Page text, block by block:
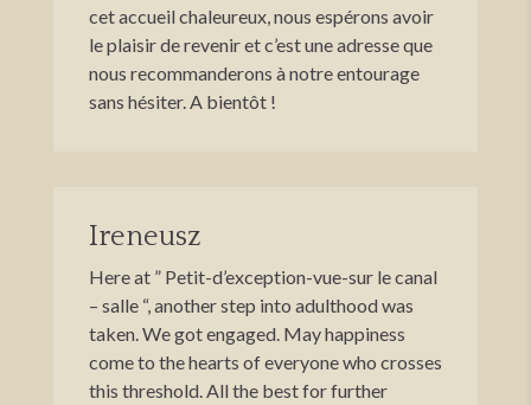
cet accueil chaleureux, nous espérons avoir
le plaisir de revenir et c’est une adresse que
nous recommanderons à notre entourage
sans hésiter. A bientôt !
Ireneusz
Here at ” Petit-d’exception-vue-sur le canal
– salle “, another step into adulthood was
taken. We got engaged. May happiness
come to the hearts of everyone who crosses
this threshold. All the best for further